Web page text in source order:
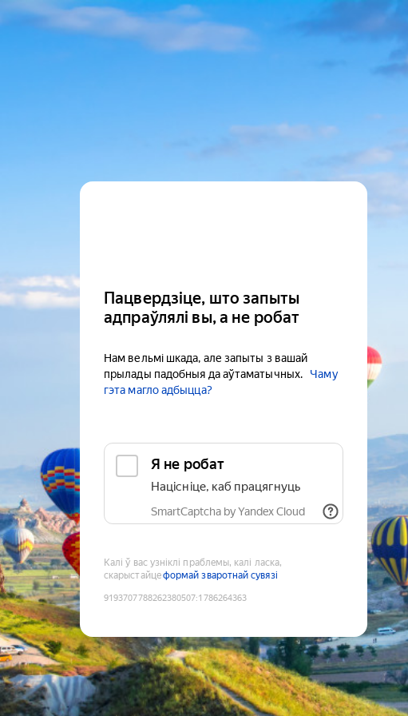
Пацвердзіце, што запыты
адпраўлялі вы, а не робат
Нам вельмі шкада, але запыты з вашай
прылады падобныя да аўтаматычных.
Чаму
гэта магло адбыцца?
Я не робат
Націсніце, каб працягнуць
SmartCaptcha by Yandex Cloud
Калі ў вас узніклі праблемы, калі ласка,
скарыстайцеформай зваротнай сувязі
9193707788262380507:1786264363